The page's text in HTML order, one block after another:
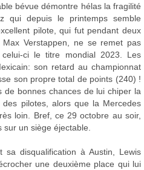
bévue démontre hélas la fragilité
qui depuis le printemps semble
pilote, qui fut pendant deux
Verstappen, ne se remet pas
ci le titre mondial 2023. Les
son retard au championnat
son propre total de points (240) !
de bonnes chances de lui chiper la
pilotes, alors que la Mercedes
loin. Bref, ce 29 octobre au soir,
un siège éjectable.
disqualification à Austin, Lewis
une deuxième place qui lui